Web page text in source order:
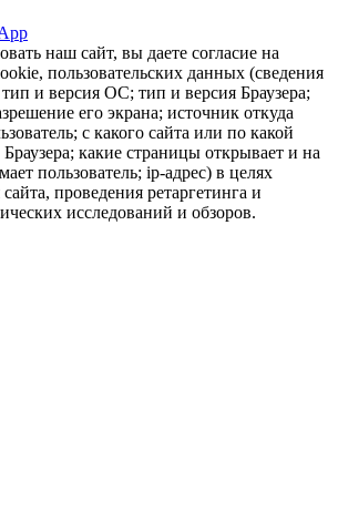
наш сайт, вы даете согласие на
пользовательских данных (сведения
и версия ОС; тип и версия Браузера;
его экрана; источник откуда
с какого сайта или по какой
какие страницы открывает и на
пользователь; ip-адрес) в целях
проведения ретаргетинга и
исследований и обзоров.